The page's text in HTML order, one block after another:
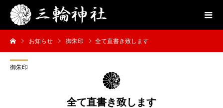
お知らせ 御朱印 全て直書き致します
御朱印
全て直書き致します